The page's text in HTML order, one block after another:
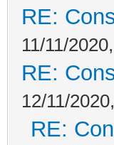
RE:
11/11/
RE:
12/11/
RE: